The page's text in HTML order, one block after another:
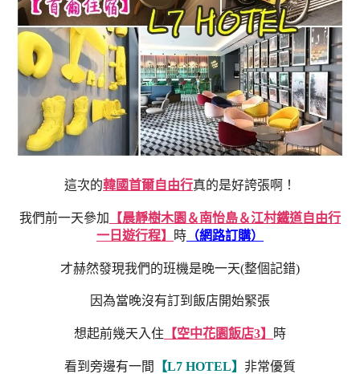
這次的韓國首爾自由行真的是好誇張啊！
我們前一天參加
【晨靜樹木園＆南怡島＆江村鐵道自由行
一日遊行程】
時 （網路訂購）
才赫然發現我們的班機是晚一天(整個記錯)
因為當晚沒有訂到飯店開始緊張
想起前幾天入住 【空中花園飯店3】 時
看到旁邊有一間 【L7 HOTEL】 非常優質